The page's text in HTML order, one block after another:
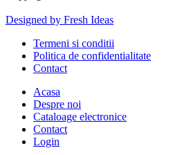
Designed by Fresh Ideas
Termeni si conditii
Politica de confidentialitate
Contact
Acasa
Despre noi
Cataloage electronice
Contact
Login